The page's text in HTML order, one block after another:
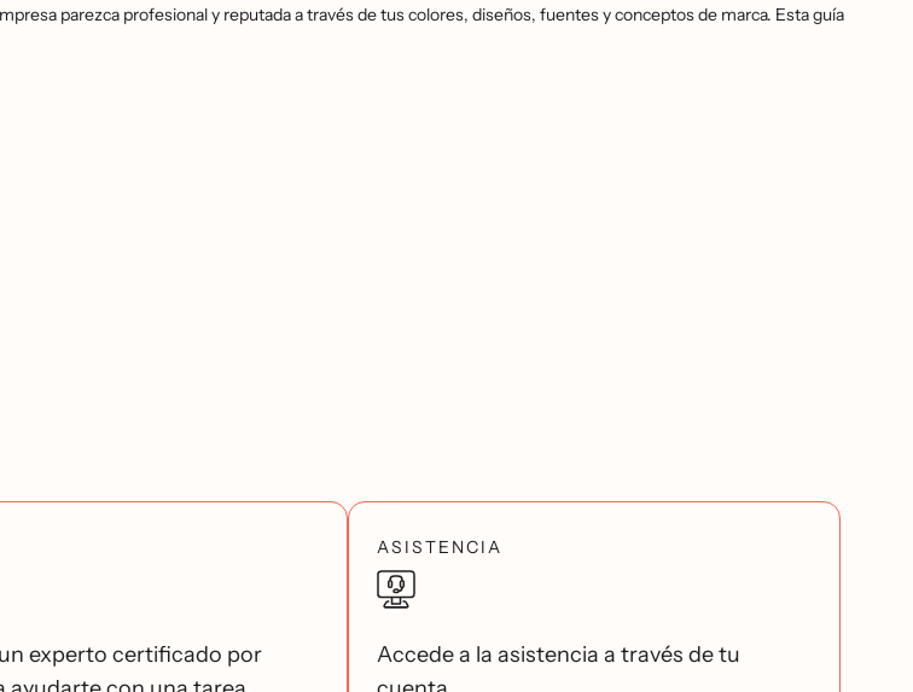
parezca profesional y reputada a través de tus colores, diseños, fuentes y conceptos de marca. Esta guía
experto certificado por
ASISTENCIA
Accede a la asistencia a través de tu